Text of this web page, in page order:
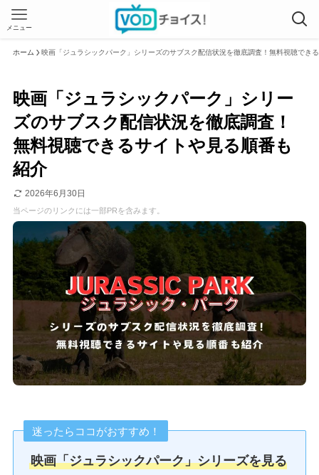
メニュー
ホーム 映画「ジュラシックパーク」シリーズのサブスク配信状況を徹底調査！無料視聴でき
映画「ジュラシックパーク」シリー
ズのサブスク配信状況を徹底調査！
無料視聴できるサイトや見る順番も
紹介
2026年6月30日
当ページのリンクには一部PRを含みます。
迷ったらココがおすすめ！
映画「ジュラシックパーク」シリーズを見る